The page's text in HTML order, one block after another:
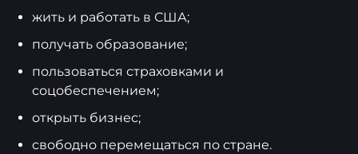
жить и работать в США;
получать образование;
пользоваться страховками и
соцобеспечением;
открыть бизнес;
свободно перемещаться по стране.